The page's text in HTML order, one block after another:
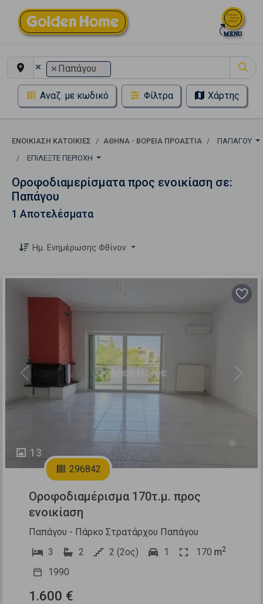
× × Παπάγου
Αναζ. με κωδικό Φίλτρα Χάρτης
ΕΝΟΙΚΊΑΣΗ ΚΑΤΟΙΚΊΕΣ ΑΘΉΝΑ - ΒΌΡΕΙΑ ΠΡΟΆΣΤΙΑ
ΠΑΠΆΓΟΥ
ΕΠΙΛΈΞΤΕ ΠΕΡΙΟΧΉ
Οροφοδιαμερίσματα προς ενοικίαση σε:
Παπάγου
1 Αποτελέσματα
Ημ. Ενημέρωσης Φθίνον
13
Previous Next
296842
Οροφοδιαμέρισμα 170τ.μ. προς
ενοικίαση
Παπάγου - Πάρκο Στρατάρχου Παπάγου
3
2 2 (2ος) 1 170 m2
1990
1.600 €